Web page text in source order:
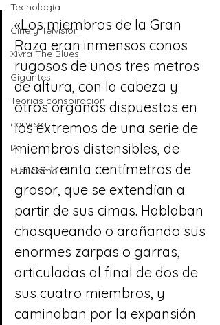
Tecnología
Cine y Telvisión
Xivra The Blues
Gigantes
Teorias conspiracion
cerveza
IA
Misticismo
«Los miembros de la Gran
Raza eran inmensos conos
rugosos de unos tres metros
de altura, con la cabeza y
otros órganos dispuestos en
los extremos de una serie de
miembros distensibles, de
unos treinta centímetros de
grosor, que se extendían a
partir de sus cimas. Hablaban
chasqueando o arañando sus
enormes zarpas o garras,
articuladas al final de dos de
sus cuatro miembros, y
caminaban por la expansión